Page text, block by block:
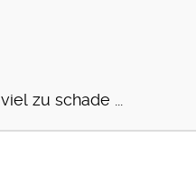
zu schade ...